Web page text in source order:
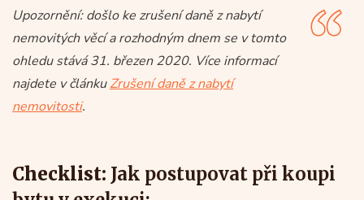
Upozornění: došlo ke zrušení daně z nabytí
nemovitých věcí a rozhodným dnem se v tomto
ohledu stává 31. březen 2020. Více informací
najdete v článkuZrušení daně z nabytí
nemovitosti.
Checklist: Jak postupovat při koupi